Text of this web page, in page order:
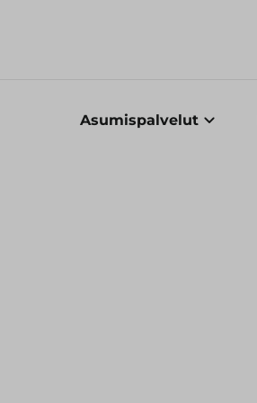
Asumispalvelut